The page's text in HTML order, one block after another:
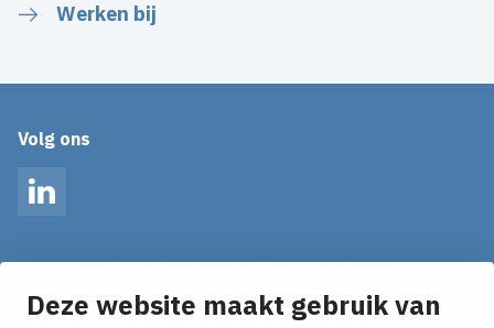
Deze website maakt gebruik van
Werken bij
Volg ons
LinkedIn
Ontvang onze nieuws alerts in je mailbox!